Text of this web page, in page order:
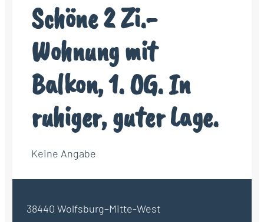
Schöne 2 Zi.-
Wohnung mit
Balkon, 1. OG. In
ruhiger, guter Lage.
Keine Angabe
38440 Wolfsburg–Mitte-West